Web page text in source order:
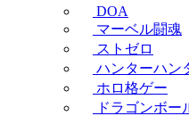
DOA
マーベル闘魂
ストゼロ
ハンターハン
ホロ格ゲー
ドラゴンボー